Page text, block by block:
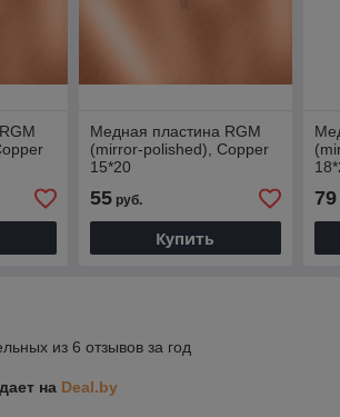
Медная пластина RGM
(mirror-polished), Copper
15*20
55руб.
Купить
79
из 6 отзывов за год
на Deal.by